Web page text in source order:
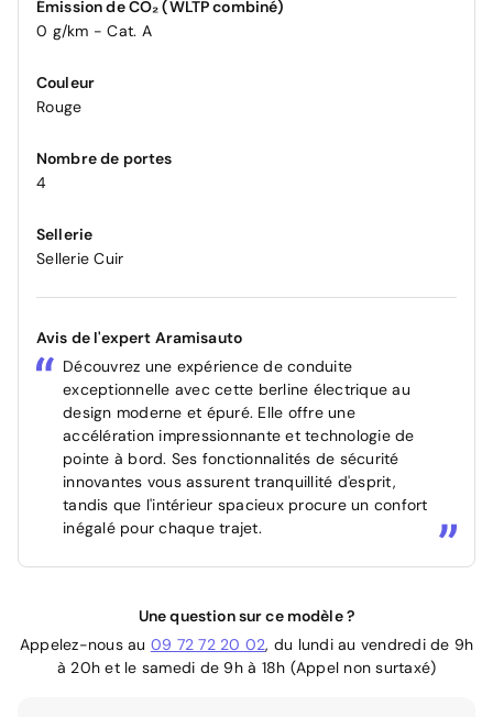
Émission de CO₂ (WLTP combiné)
0 g/km - Cat. A
Couleur
Rouge
Nombre de portes
4
Sellerie
Sellerie Cuir
Avis de l'expert Aramisauto
Découvrez une expérience de conduite
exceptionnelle avec cette berline électrique au
design moderne et épuré. Elle offre une
accélération impressionnante et technologie de
pointe à bord. Ses fonctionnalités de sécurité
innovantes vous assurent tranquillité d'esprit,
tandis que l'intérieur spacieux procure un confort
inégalé pour chaque trajet.
Une question sur ce modèle ?
Appelez-nous au 09 72 72 20 02, du lundi au vendredi de 9h
à 20h et le samedi de 9h à 18h (Appel non surtaxé)